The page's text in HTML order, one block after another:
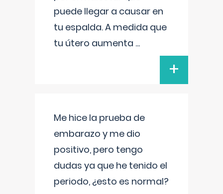
puede llegar a causar en
tu espalda. A medida que
tu útero aumenta ...
+
Me hice la prueba de
embarazo y me dio
positivo, pero tengo
dudas ya que he tenido el
periodo, ¿esto es normal?